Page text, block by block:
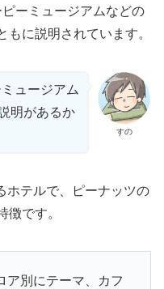
ーミュージアムなどの
もに説明されています。
すの
ュージアム
明があるか
ホテルで、ピーナッツの
徴です。
別にテーマ、カフ